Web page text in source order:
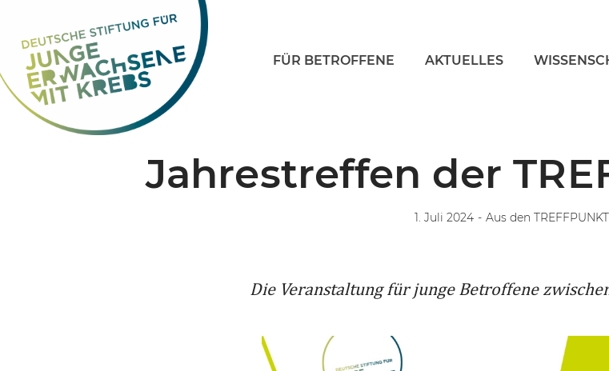
Zum
Inhalt
springen
FÜR BETROFFENE AKTUELLES
Jahrestreffen der
1. Juli 2024 - Aus den
Die Veranstaltung für junge Betroffene